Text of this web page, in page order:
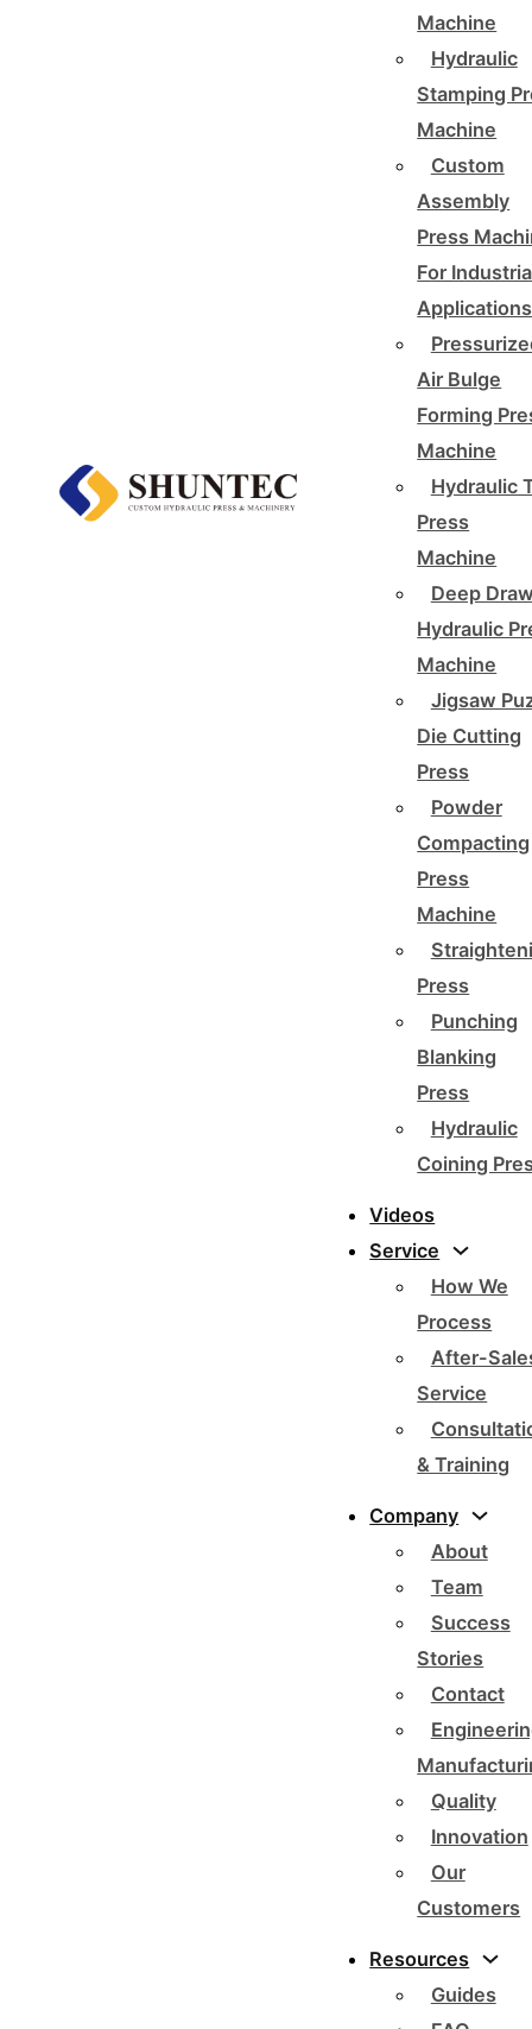
Machine
Hydraulic
Stamping
Machine
Custom
Assembly
Press
For
Applications
Air Bulge
Forming
Machine
Hydraulic
Press
Machine
Deep
Hydraulic
Machine
Jigsaw
Die Cutting
Press
Powder
Compacting
Press
Machine
Press
Punching
Blanking
Press
Hydraulic
Coining
Videos
Service
How We
Process
After-
Service
& Training
Company
About
Team
Success
Stories
Contact
Quality
Innovation
Our
Customers
Resources
Guides